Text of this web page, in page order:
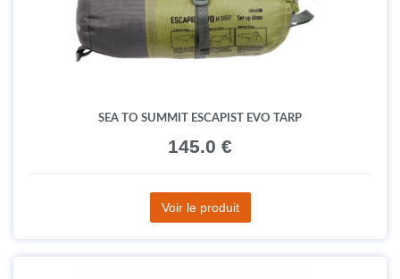
SEA TO SUMMIT ESCAPIST EVO TARP
145.0 €
Voir le produit